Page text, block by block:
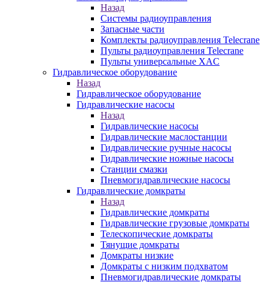
Назад
Системы радиоуправления
Запасные части
Комплекты радиоуправления Telecrane
Пульты радиоуправления Telecrane
Пульты универсальные XAC
Гидравлическое оборудование
Назад
Гидравлическое оборудование
Гидравлические насосы
Назад
Гидравлические насосы
Гидравлические маслостанции
Гидравлические ручные насосы
Гидравлические ножные насосы
Станции смазки
Пневмогидравлические насосы
Гидравлические домкраты
Назад
Гидравлические домкраты
Гидравлические грузовые домкраты
Телескопические домкраты
Тянущие домкраты
Домкраты низкие
Домкраты с низким подхватом
Пневмогидравлические домкраты